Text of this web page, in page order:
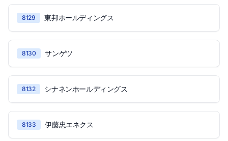
8129 東邦ホールディングス
8130 サンゲツ
8132 シナネンホールディングス
8133 伊藤忠エネクス